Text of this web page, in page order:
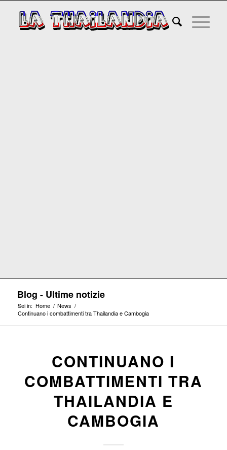
Blog - Ultime notizie
Sei in: Home / News /
Continuano i combattimenti tra Thailandia e Cambogia
CONTINUANO I
COMBATTIMENTI TRA
THAILANDIA E
CAMBOGIA